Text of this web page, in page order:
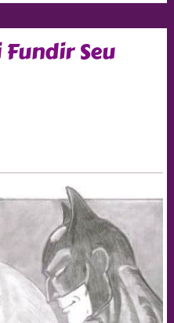
Fundir Seu